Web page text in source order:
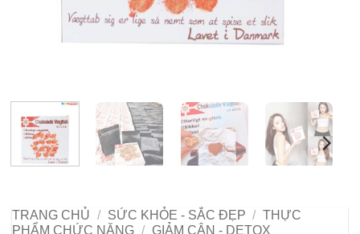
TRANG CHỦ / SỨC KHỎE - SẮC ĐẸP / THỰC
PHẨM CHỨC NĂNG / GIẢM CÂN - DETOX